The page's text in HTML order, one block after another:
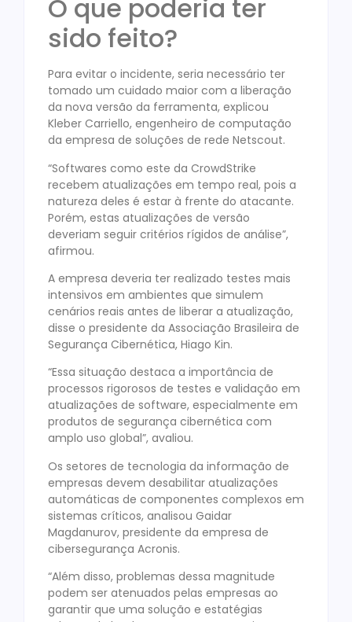
O que poderia ter
sido feito?
Para evitar o incidente, seria necessário ter
tomado um cuidado maior com a liberação
da nova versão da ferramenta, explicou
Kleber Carriello, engenheiro de computação
da empresa de soluções de rede Netscout.
“Softwares como este da CrowdStrike
recebem atualizações em tempo real, pois a
natureza deles é estar à frente do atacante.
Porém, estas atualizações de versão
deveriam seguir critérios rígidos de análise”,
afirmou.
A empresa deveria ter realizado testes mais
intensivos em ambientes que simulem
cenários reais antes de liberar a atualização,
disse o presidente da Associação Brasileira de
Segurança Cibernética, Hiago Kin.
“Essa situação destaca a importância de
processos rigorosos de testes e validação em
atualizações de software, especialmente em
produtos de segurança cibernética com
amplo uso global”, avaliou.
Os setores de tecnologia da informação de
empresas devem desabilitar atualizações
automáticas de componentes complexos em
sistemas críticos, analisou Gaidar
Magdanurov, presidente da empresa de
cibersegurança Acronis.
“Além disso, problemas dessa magnitude
podem ser atenuados pelas empresas ao
garantir que uma solução e estatégias